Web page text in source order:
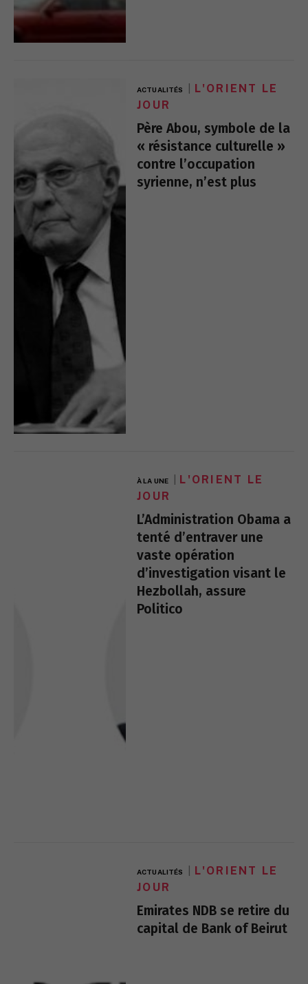
ACTUALITÉS
L'ORIENT LE
JOUR
Père Abou, symbole de la
« résistance culturelle »
contre l’occupation
syrienne, n’est plus
À LA UNE
L'ORIENT LE
JOUR
L’Administration Obama a
tenté d’entraver une
vaste opération
d’investigation visant le
Hezbollah, assure
Politico
ACTUALITÉS
L'ORIENT LE
JOUR
Emirates NDB se retire du
capital de Bank of Beirut